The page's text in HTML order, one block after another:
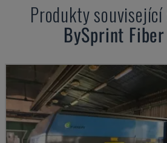
Produkty související
BySprint